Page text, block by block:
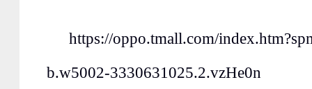
https://oppo.tmall.com/
b.w5002-3330631025.2.vzHe0n